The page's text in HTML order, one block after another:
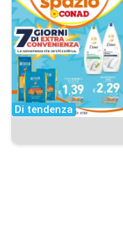
Di tendenza